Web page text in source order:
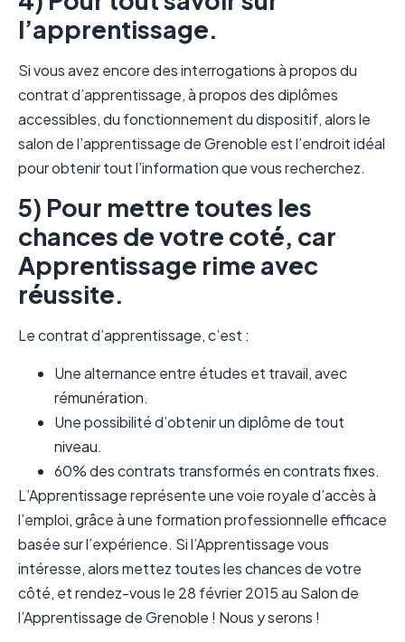
l’apprentissage.
Si vous avez encore des interrogations à propos du
contrat d’apprentissage, à propos des diplômes
accessibles, du fonctionnement du dispositif, alors le
salon de l’apprentissage de Grenoble est l’endroit idéal
pour obtenir tout l’information que vous recherchez.
5) Pour mettre toutes les
chances de votre coté, car
Apprentissage rime avec
réussite.
Le contrat d’apprentissage, c’est :
Une alternance entre études et travail, avec
rémunération.
Une possibilité d’obtenir un diplôme de tout
niveau.
60% des contrats transformés en contrats fixes.
L’Apprentissage représente une voie royale d’accès à
l’emploi, grâce à une formation professionnelle efficace
basée sur l’expérience. Si l’Apprentissage vous
intéresse, alors mettez toutes les chances de votre
côté, et rendez-vous le 28 février 2015 au Salon de
l’Apprentissage de Grenoble ! Nous y serons !